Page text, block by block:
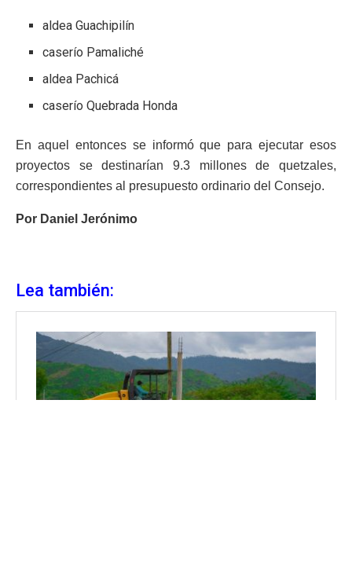
aldea Guachipilín
caserío Pamaliché
aldea Pachicá
caserío Quebrada Honda
En aquel entonces se informó que para ejecutar esos
proyectos se destinarían 9.3 millones de quetzales,
correspondientes al presupuesto ordinario del Consejo.
Por Daniel Jerónimo
Lea también: